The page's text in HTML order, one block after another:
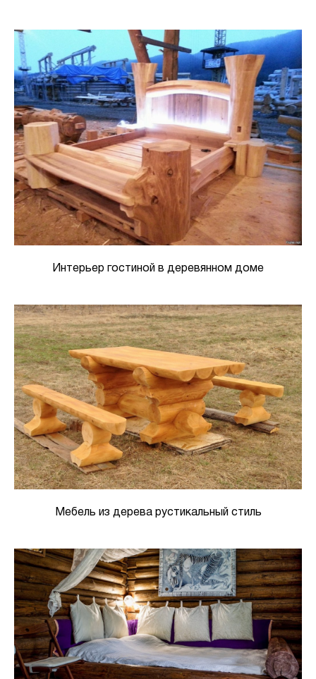
Интерьер гостиной в деревянном доме
Мебель из дерева рустикальный стиль